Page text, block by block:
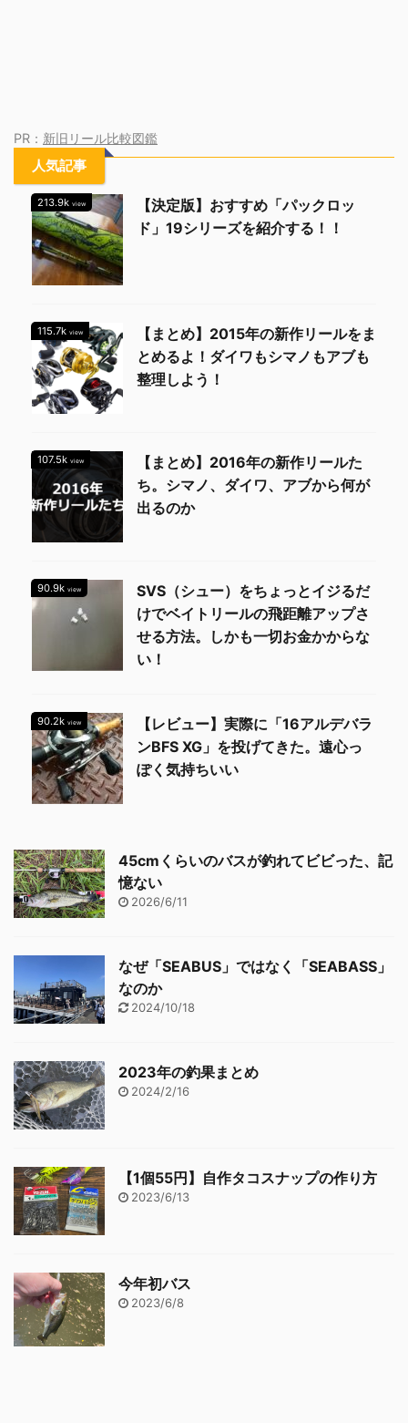
PR： 新旧リール比較図鑑
人気記事
213.9k view
【決定版】おすすめ「パックロッ
ド」19シリーズを紹介する！！
115.7k view
【まとめ】2015年の新作リールをま
とめるよ！ダイワもシマノもアブも
整理しよう！
107.5k view
【まとめ】2016年の新作リールた
ち。シマノ、ダイワ、アブから何が
出るのか
90.9k view
SVS（シュー）をちょっとイジるだ
けでベイトリールの飛距離アップさ
せる方法。しかも一切お金かからな
い！
90.2k view
【レビュー】実際に「16アルデバラ
ンBFS XG」を投げてきた。遠心っ
ぽく気持ちいい
45cmくらいのバスが釣れてビビった、記
憶ない
2026/6/11
なぜ「SEABUS」ではなく「SEABASS」
なのか
2024/10/18
2023年の釣果まとめ
2024/2/16
【1個55円】自作タコスナップの作り方
2023/6/13
今年初バス
2023/6/8